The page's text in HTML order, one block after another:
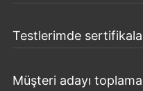
Testlerimde
Müşteri adayı